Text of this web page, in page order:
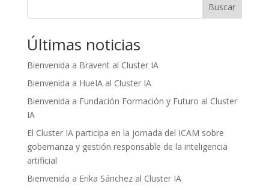
Buscar
Últimas noticias
Bienvenida a Bravent al Cluster IA
Bienvenida a HueIA al Cluster IA
Bienvenida a Fundación Formación y Futuro al Cluster
IA
El Cluster IA participa en la jornada del ICAM sobre
gobernanza y gestión responsable de la inteligencia
artificial
Bienvenida a Erika Sánchez al Cluster IA